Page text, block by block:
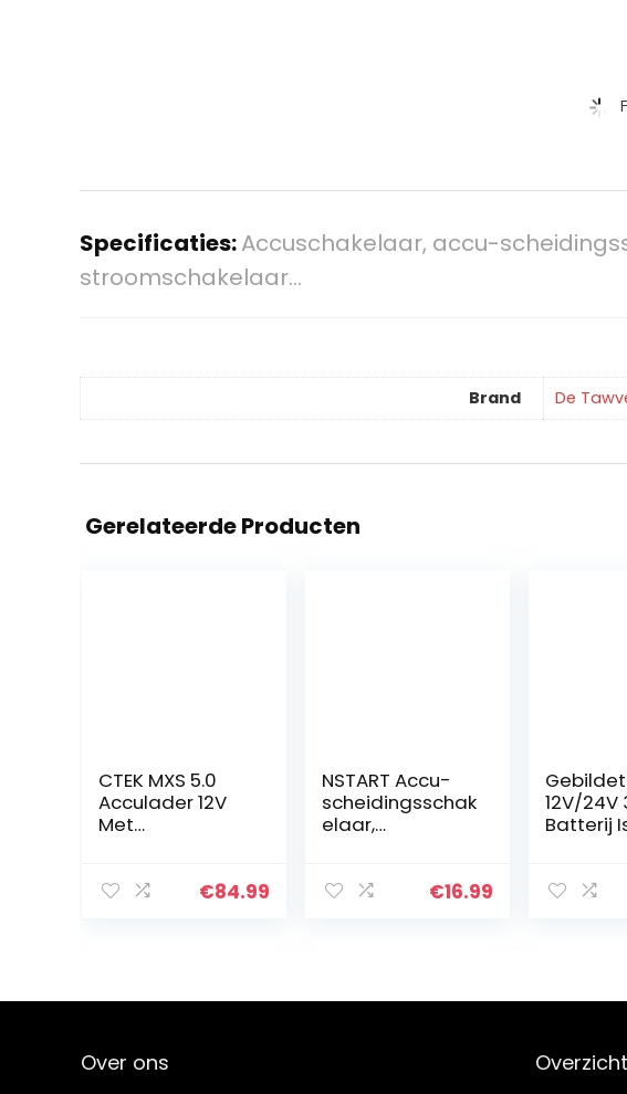
Specificaties:Accuschakelaar, accu-
stroomschakelaar…
Brand De
Gerelateerde Producten
CTEK MXS 5.0
Acculader 12V
Met
mpensatie,€84.99
NSTART Accu-
scheidingsschak
elaar,
48V, auto-
€16.99
Gebildet
12V/24V
Batterij
Over ons Overzicht